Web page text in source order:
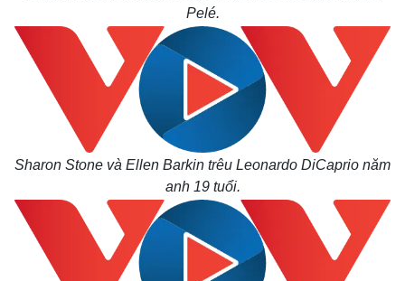
Pelé.
Sharon Stone và Ellen Barkin trêu Leonardo DiCaprio năm
anh 19 tuổi.